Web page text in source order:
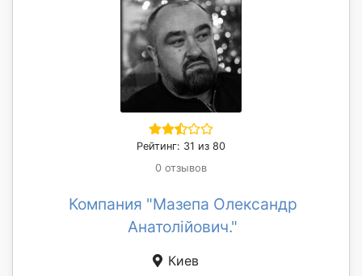
Рейтинг: 31 из 80
0 отзывов
Компания "Мазепа Олександр
Анатолійович."
Киев